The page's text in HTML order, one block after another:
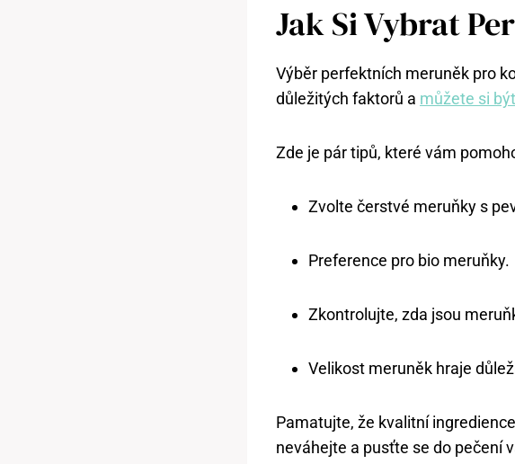
Jak Si Vybrat
Výběr perfektních meruněk pro
důležitých faktorů a můžete si
Zde je pár tipů, které vám
Zvolte čerstvé meruňky s
Preference pro bio meruňky.
Zkontrolujte, zda jsou
Velikost meruněk hraje
Pamatujte, že kvalitní
neváhejte a pusťte se do pečení